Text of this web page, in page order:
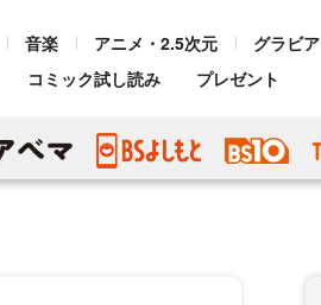
音楽 アニメ・2.5次元 グラビア
コミック試し読み プレゼント